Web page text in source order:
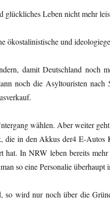
glückliches Leben nicht mehr
ökostalinistische und
damit Deutschland noch
noch die Asyltouristen nach
wählen. Aber weiter
die in den Akkus der4 E-Autos
hat. In NRW leben bereits
so eine Personalie überhaupt
wird nur noch über die